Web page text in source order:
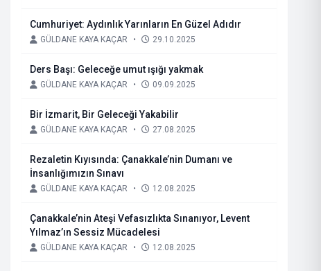
Cumhuriyet: Aydınlık Yarınların En Güzel Adıdır
GÜLDANE KAYA KAÇAR • 29.10.2025
Ders Başı: Geleceğe umut ışığı yakmak
GÜLDANE KAYA KAÇAR • 09.09.2025
Bir İzmarit, Bir Geleceği Yakabilir
GÜLDANE KAYA KAÇAR • 27.08.2025
Rezaletin Kıyısında: Çanakkale’nin Dumanı ve
İnsanlığımızın Sınavı
GÜLDANE KAYA KAÇAR • 12.08.2025
Çanakkale’nin Ateşi Vefasızlıkta Sınanıyor, Levent
Yılmaz’ın Sessiz Mücadelesi
GÜLDANE KAYA KAÇAR • 12.08.2025